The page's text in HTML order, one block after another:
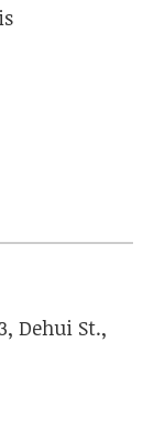
Dehui St.,